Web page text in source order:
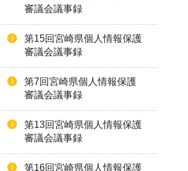
審議会議事録
第15回宮崎県個人情報保護
審議会議事録
第7回宮崎県個人情報保護
審議会議事録
第13回宮崎県個人情報保護
審議会議事録
第16回宮崎県個人情報保護